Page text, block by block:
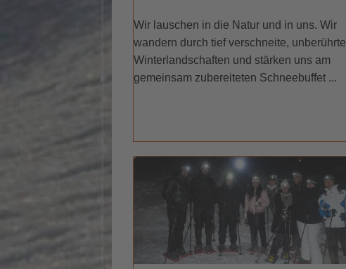
Wir lauschen in die Natur und in uns. Wir
wandern durch tief verschneite, unberührte
Winterlandschaften und stärken uns am
gemeinsam zubereiteten Schneebuffet ...